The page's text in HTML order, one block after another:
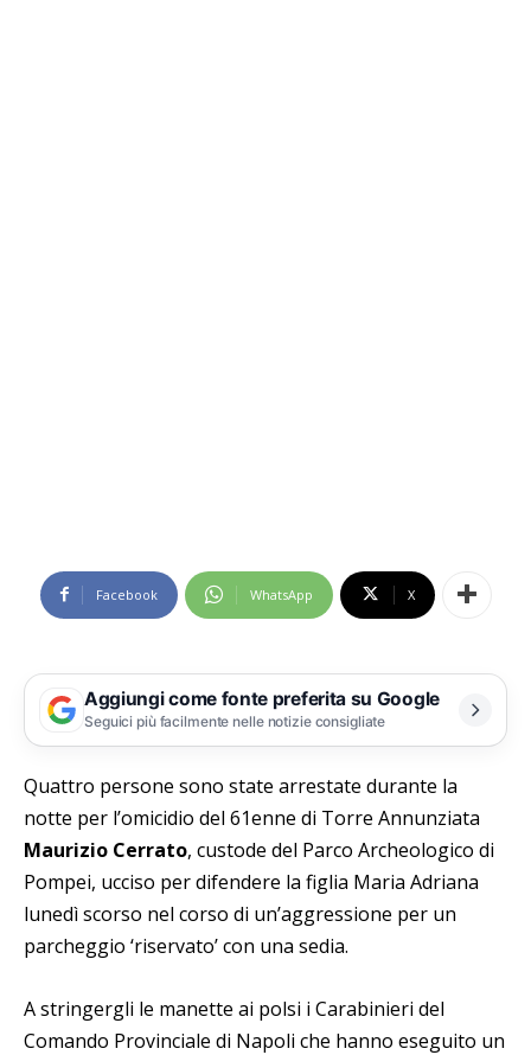
Facebook WhatsApp X
Aggiungi come fonte preferita su Google
Seguici più facilmente nelle notizie consigliate
Quattro persone sono state arrestate durante la
notte per l’omicidio del 61enne di Torre Annunziata
Maurizio Cerrato, custode del Parco Archeologico di
Pompei, ucciso per difendere la figlia Maria Adriana
lunedì scorso nel corso di un’aggressione per un
parcheggio ‘riservato’ con una sedia.
A stringergli le manette ai polsi i Carabinieri del
Comando Provinciale di Napoli che hanno eseguito un